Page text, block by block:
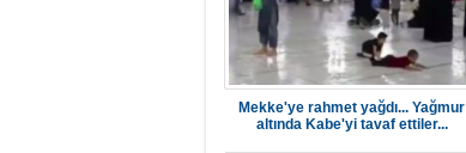
Mekke'ye rahmet yağdı... Yağmur
altında Kabe'yi tavaf ettiler...